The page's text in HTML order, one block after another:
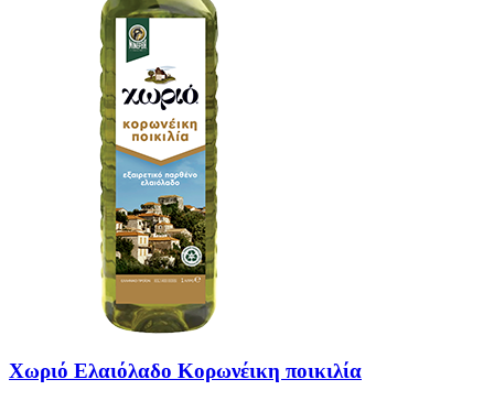
Χωριό Ελαιόλαδο Κορωνέικη ποικιλία